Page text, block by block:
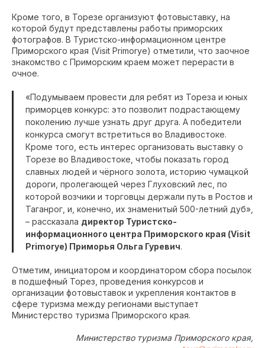
Кроме того, в Торезе организуют фотовыставку, на
которой будут представлены работы приморских
фотографов. В Туристско-информационном центре
Приморского края (Visit Primorye) отметили, что заочное
знакомство с Приморским краем может перерасти в
очное.
«Подумываем провести для ребят из Тореза и юных
приморцев конкурс: это позволит подрастающему
поколению лучше узнать друг друга. А победители
конкурса смогут встретиться во Владивостоке.
Кроме того, есть интерес организовать выставку о
Торезе во Владивостоке, чтобы показать город
славных людей и чёрного золота, историю чумацкой
дороги, пролегающей через Глуховский лес, по
которой возчики и торговцы держали путь в Ростов и
Таганрог, и, конечно, их знаменитый 500-летний дуб»,
– рассказала директор Туристско-
информационного центра Приморского края (Visit
Primorye) Приморья Ольга Гуревич.
Отметим, инициатором и координатором сбора посылок
в подшефный Торез, проведения конкурсов и
организации фотовыставок и укрепления контактов в
сфере туризма между регионами выступает
Министерство туризма Приморского края.
Министерство туризма Приморского края,